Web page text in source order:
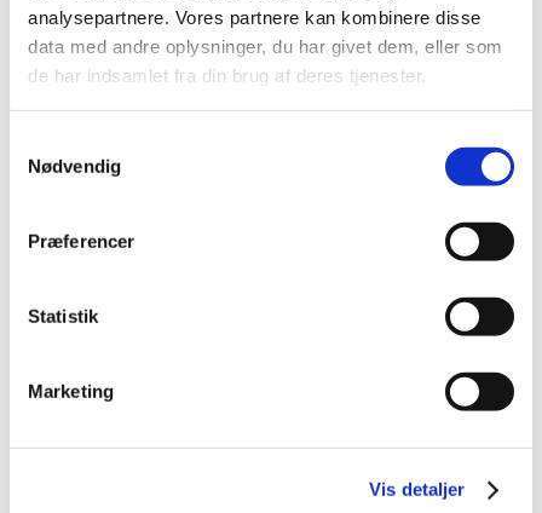
analysepartnere. Vores partnere kan kombinere disse
data med andre oplysninger, du har givet dem, eller som
de har indsamlet fra din brug af deres tjenester.
Nødvendig
Præferencer
Statistik
Marketing
Vis detaljer
Alle (2506)
TID
2025 (158)
december (50)
oktober (45)
august (33)